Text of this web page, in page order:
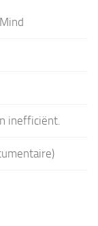
inefficiënt.